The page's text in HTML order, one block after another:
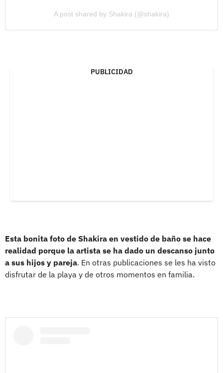
A post shared by Shakira (@shakira)
PUBLICIDAD
Esta bonita foto de Shakira en vestido de baño se hace
realidad porque la artista se ha dado un descanso junto
a sus hijos y pareja. En otras publicaciones se les ha visto
disfrutar de la playa y de otros momentos en familia.